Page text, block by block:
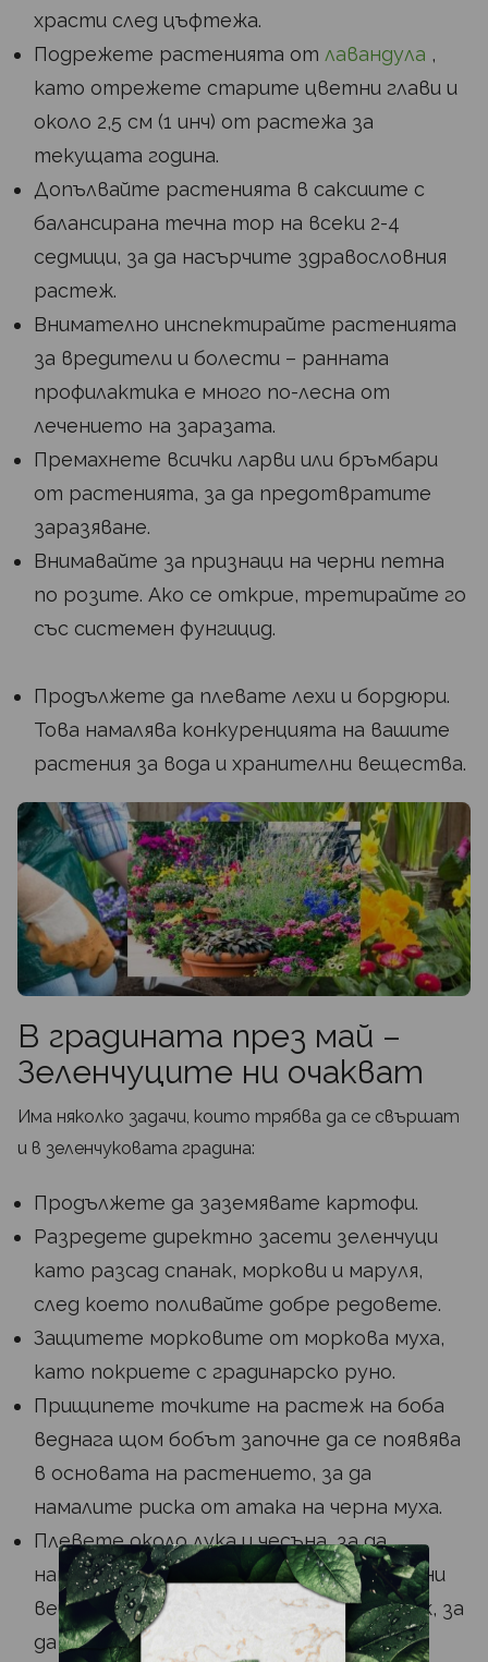
храсти след цъфтежа.
Подрежете растенията от лавандула ,
като отрежете старите цветни глави и
около 2,5 см (1 инч) от растежа за
текущата година.
Допълвайте растенията в саксиите с
балансирана течна тор на всеки 2-4
седмици, за да насърчите здравословния
растеж.
Внимателно инспектирайте растенията
за вредители и болести – ранната
профилактика е много по-лесна от
лечението на заразата.
Премахнете всички ларви или бръмбари
от растенията, за да предотвратите
заразяване.
Внимавайте за признаци на черни петна
по розите. Ако се открие, третирайте го
със системен фунгицид.
Продължете да плевате лехи и бордюри.
Това намалява конкуренцията на вашите
растения за вода и хранителни вещества.
В градината през май –
Зеленчуците ни очакват
Има няколко задачи, които трябва да се свършат
и в зеленчуковата градина:
Продължете да заземявате картофи.
Разредете директно засети зеленчуци
като разсад спанак, моркови и маруля,
след което поливайте добре редовете.
Защитете морковите от моркова муха,
като покриете с градинарско руно.
Прищипете точките на растеж на боба
веднага щом бобът започне да се появява
в основата на растението, за да
намалите риска от атака на черна муха.
Плевете около лука и чесъна, за да
намалите конкуренцията за хранителни
вещества и вода. Нанесете тор за лук, за
да увеличите растежа.